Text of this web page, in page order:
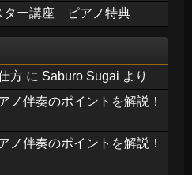
ター講座 ピアノ特典
方 に Saburo Sugai より
ノ伴奏のポイントを解説！
ノ伴奏のポイントを解説！